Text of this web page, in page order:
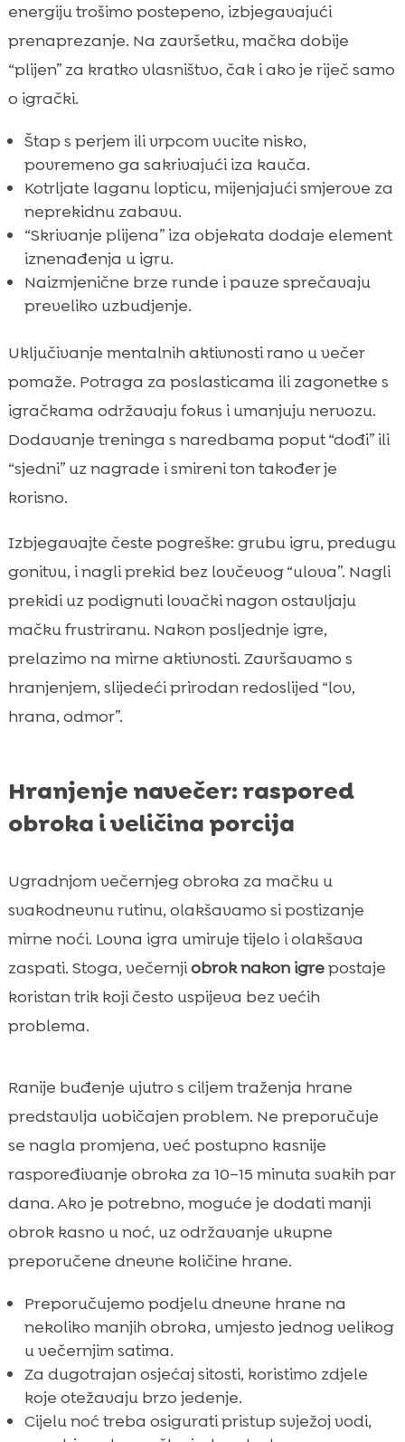
energiju trošimo postepeno, izbjegavajući
prenaprezanje. Na završetku, mačka dobije
“plijen” za kratko vlasništvo, čak i ako je riječ samo
o igrački.
Štap s perjem ili vrpcom vucite nisko,
povremeno ga sakrivajući iza kauča.
Kotrljate laganu lopticu, mijenjajući smjerove za
neprekidnu zabavu.
“Skrivanje plijena” iza objekata dodaje element
iznenađenja u igru.
Naizmjenične brze runde i pauze sprečavaju
preveliko uzbudjenje.
Uključivanje mentalnih aktivnosti rano u večer
pomaže. Potraga za poslasticama ili zagonetke s
igračkama održavaju fokus i umanjuju nervozu.
Dodavanje treninga s naredbama poput “dođi” ili
“sjedni” uz nagrade i smireni ton također je
korisno.
Izbjegavajte česte pogreške: grubu igru, predugu
gonitvu, i nagli prekid bez lovčevog “ulova”. Nagli
prekidi uz podignuti lovački nagon ostavljaju
mačku frustriranu. Nakon posljednje igre,
prelazimo na mirne aktivnosti. Završavamo s
hranjenjem, slijedeći prirodan redoslijed “lov,
hrana, odmor”.
Hranjenje navečer: raspored
obroka i veličina porcija
Ugradnjom večernjeg obroka za mačku u
svakodnevnu rutinu, olakšavamo si postizanje
mirne noći. Lovna igra umiruje tijelo i olakšava
zaspati. Stoga, večernjiobrok nakon igrepostaje
koristan trik koji često uspijeva bez većih
problema.
Ranije buđenje ujutro s ciljem traženja hrane
predstavlja uobičajen problem. Ne preporučuje
se nagla promjena, već postupno kasnije
raspoređivanje obroka za 10–15 minuta svakih par
dana. Ako je potrebno, moguće je dodati manji
obrok kasno u noć, uz održavanje ukupne
preporučene dnevne količine hrane.
Preporučujemo podjelu dnevne hrane na
nekoliko manjih obroka, umjesto jednog velikog
u večernjim satima.
Za dugotrajan osjećaj sitosti, koristimo zdjele
koje otežavaju brzo jedenje.
Cijelu noć treba osigurati pristup svježoj vodi,